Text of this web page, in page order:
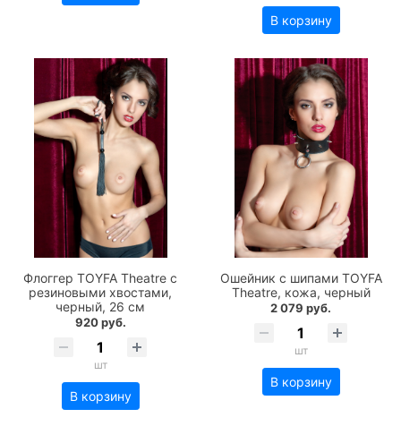
В корзину
Флоггер TOYFA Theatre с
резиновыми хвостами,
черный, 26 см
920 руб.
шт
В корзину
Ошейник с шипами TOYFA
Theatre, кожа, черный
2 079 руб.
шт
В корзину